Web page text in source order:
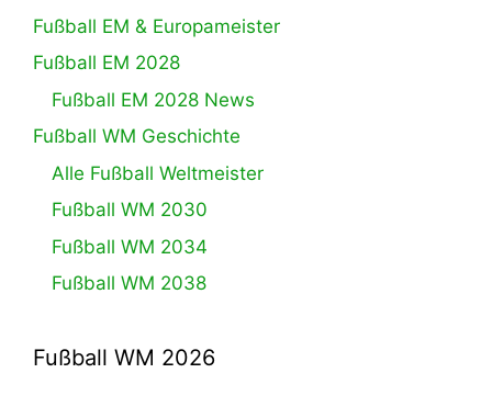
Fußball EM & Europameister
Fußball EM 2028
Fußball EM 2028 News
Fußball WM Geschichte
Alle Fußball Weltmeister
Fußball WM 2030
Fußball WM 2034
Fußball WM 2038
Fußball WM 2026